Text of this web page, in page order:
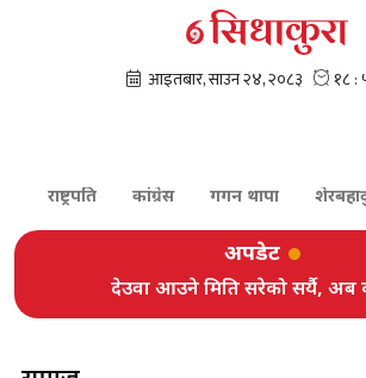
राष्ट्रपति कांग्रेस गगन थापा शेरबहादुर
अपडेट
देउवा आउने मिति सरेको सर्यै, अब